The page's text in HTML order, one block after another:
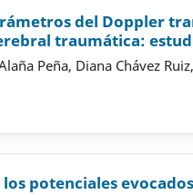
del Doppler
traumática:
Peña, Diana Chávez
potenciales